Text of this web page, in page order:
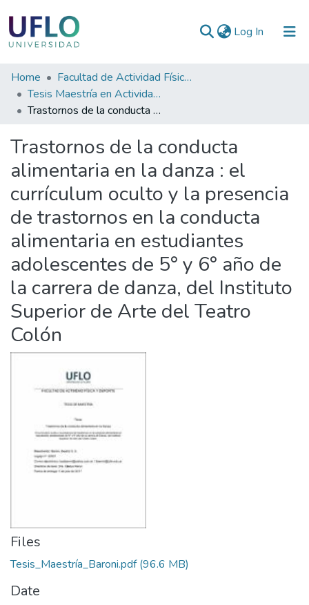
Log In (current)
Communities
&
Collections
All of RIUFLO
Statistics
Home
Facultad de Actividad Física y Deporte
Tesis Maestría en Actividad Física y Deporte
Trastornos de la conducta alimentaria en la danza : el currículum oculto y la presencia de trastornos en la conducta alimentaria en estudiantes adolescentes de 5° y 6° año de la carrera de danza, del Instituto Superior de Arte del Teatro Colón
Trastornos de la conducta
alimentaria en la danza : el
currículum oculto y la presencia
de trastornos en la conducta
alimentaria en estudiantes
adolescentes de 5° y 6° año de
la carrera de danza, del Instituto
Superior de Arte del Teatro
Colón
Files
Tesis_Maestría_Baroni.pdf(96.6 MB)
Date